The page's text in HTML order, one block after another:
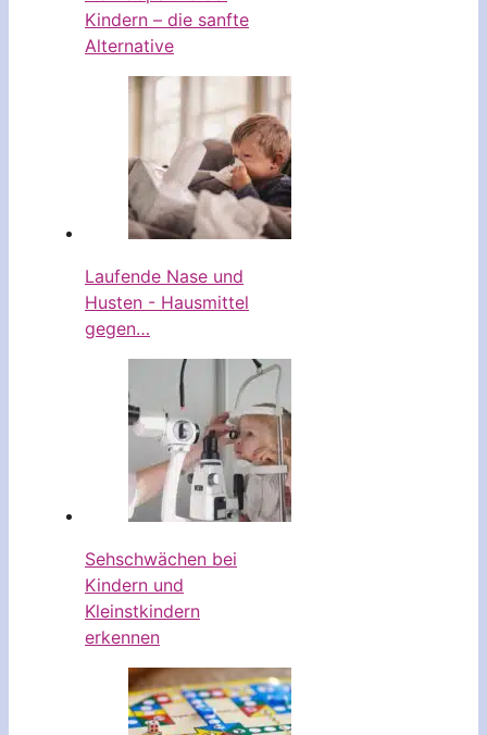
Kindern – die sanfte
Alternative
Laufende Nase und
Husten - Hausmittel
gegen…
Sehschwächen bei
Kindern und
Kleinstkindern
erkennen